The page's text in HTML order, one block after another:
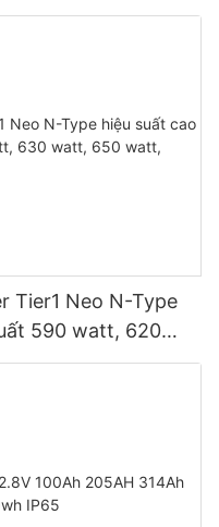
quang điện.
Tier1 Neo N-Type
590 watt, 620
module hai mặt.